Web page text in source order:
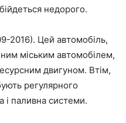
недорого.
2016). Цей автомобіль,
міським автомобілем,
двигуном. Втім,
регулярного
і паливна системи.